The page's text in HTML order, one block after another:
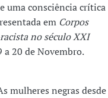
uma consciência crítica
em Corpos
no século XXI
a 20 de Novembro.
mulheres negras desde